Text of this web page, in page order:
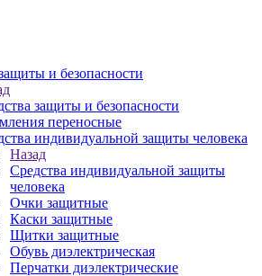
и безопасности
защиты и безопасности
переносные
индивидуальной защиты человека
Назад
Средства индивидуальной защиты
человека
Очки защитные
Каски защитные
Щитки защитные
Обувь диэлектрическая
Перчатки диэлектрические